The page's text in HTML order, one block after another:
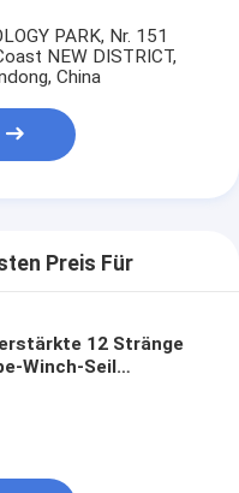
PARK, Nr. 151
NEW DISTRICT,
China
Preis Für
12 Stränge
Winch-Seil